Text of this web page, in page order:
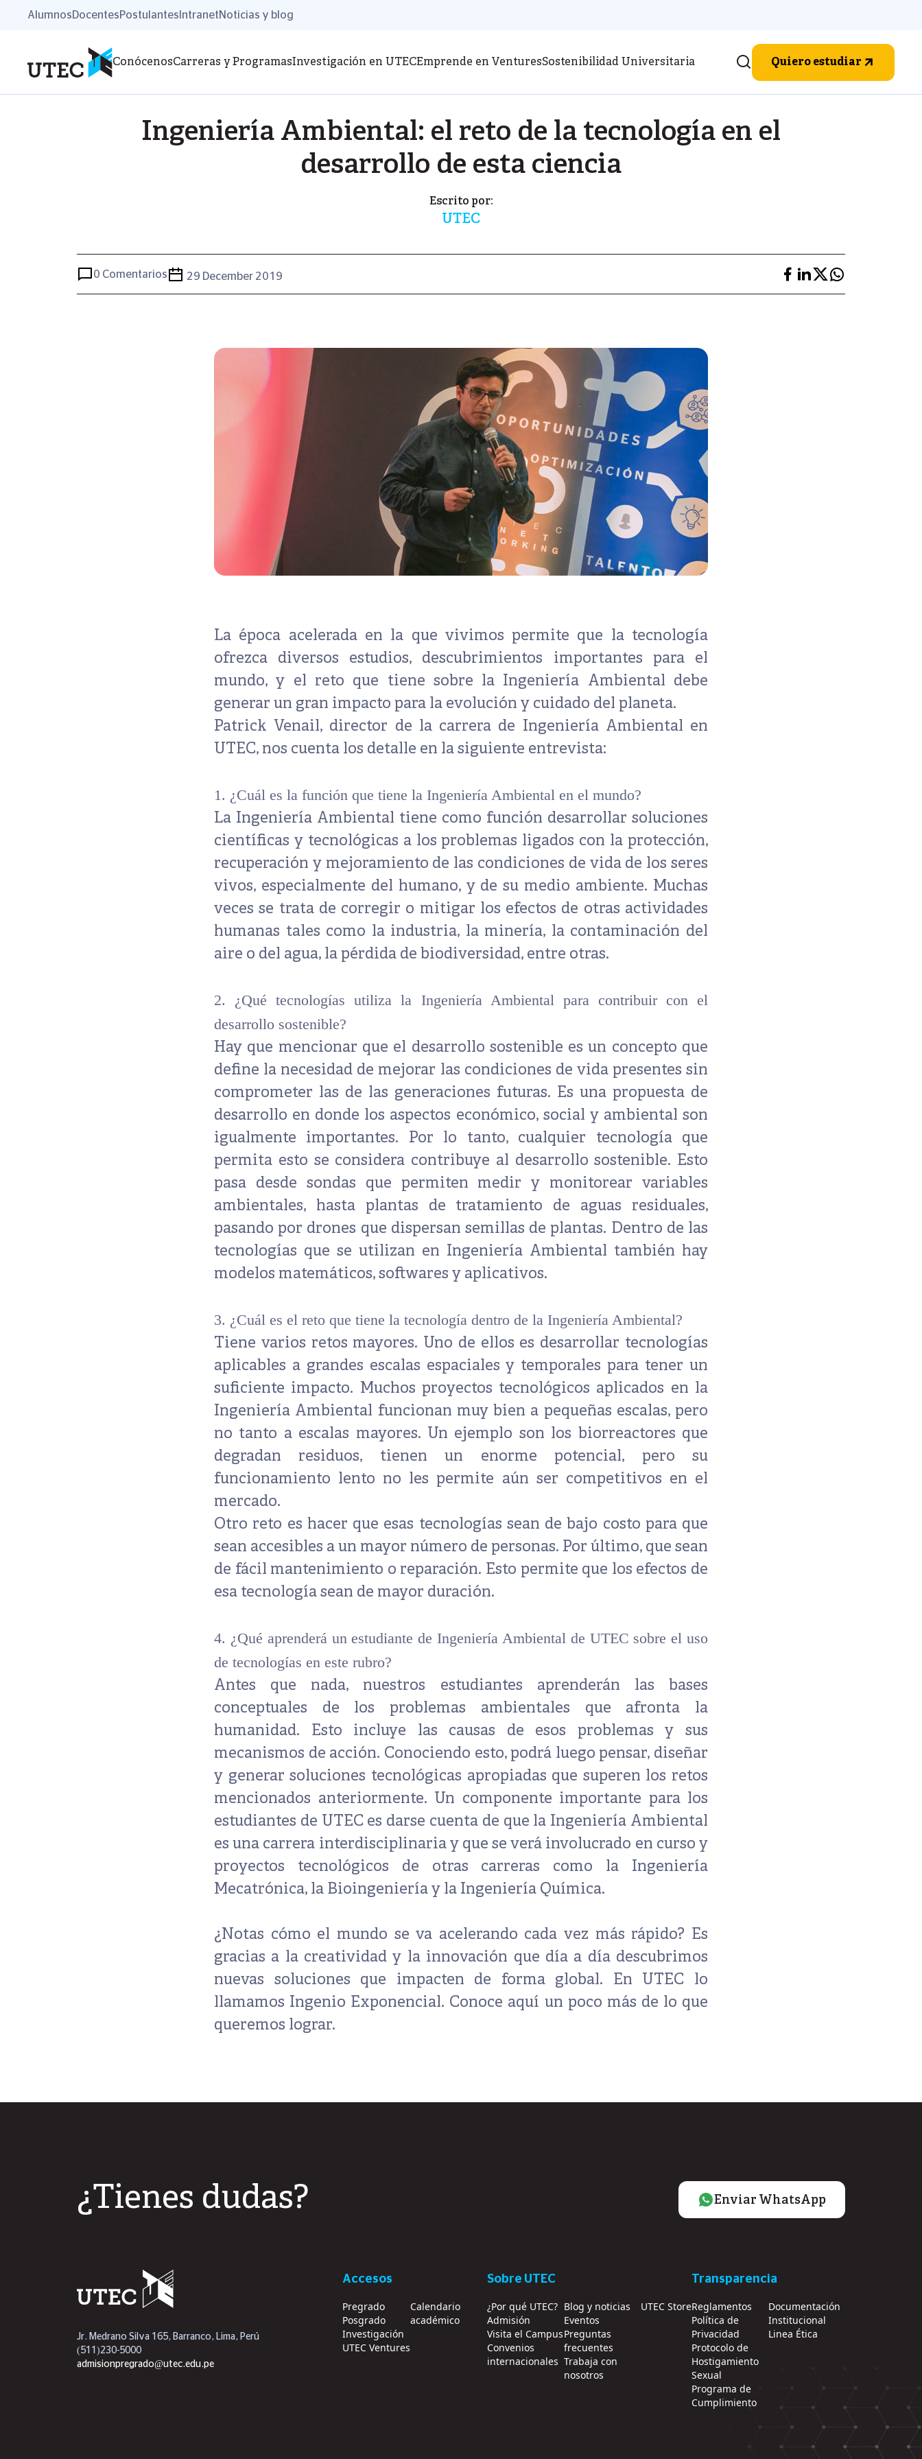
Alumnos DocentesPostulantes IntranetNoticias y blog
ConócenosCarreras y ProgramasInvestigación en UTECEmprende en VenturesSostenibilidad Universitaria Quiero estudiar
Ingeniería Ambiental: el reto de la tecnología en el
desarrollo de esta ciencia
Escrito por:
UTEC
0 Comentarios 29 December 2019
La época acelerada en la que vivimos permite que la tecnología
ofrezca diversos estudios, descubrimientos importantes para el
mundo, y el reto que tiene sobre la Ingeniería Ambiental debe
generar un gran impacto para la evolución y cuidado del planeta.
Patrick Venail, director de la carrera de Ingeniería Ambiental en
UTEC, nos cuenta los detalle en la siguiente entrevista:
1. ¿Cuál es la función que tiene la Ingeniería Ambiental en el mundo?
La Ingeniería Ambiental tiene como función desarrollar soluciones
científicas y tecnológicas a los problemas ligados con la protección,
recuperación y mejoramiento de las condiciones de vida de los seres
vivos, especialmente del humano, y de su medio ambiente. Muchas
veces se trata de corregir o mitigar los efectos de otras actividades
humanas tales como la industria, la minería, la contaminación del
aire o del agua, la pérdida de biodiversidad, entre otras.
2. ¿Qué tecnologías utiliza la Ingeniería Ambiental para contribuir con el
desarrollo sostenible?
Hay que mencionar que el desarrollo sostenible es un concepto que
define la necesidad de mejorar las condiciones de vida presentes sin
comprometer las de las generaciones futuras. Es una propuesta de
desarrollo en donde los aspectos económico, social y ambiental son
igualmente importantes. Por lo tanto, cualquier tecnología que
permita esto se considera contribuye al desarrollo sostenible. Esto
pasa desde sondas que permiten medir y monitorear variables
ambientales, hasta plantas de tratamiento de aguas residuales,
pasando por drones que dispersan semillas de plantas. Dentro de las
tecnologías que se utilizan en Ingeniería Ambiental también hay
modelos matemáticos, softwares y aplicativos.
3. ¿Cuál es el reto que tiene la tecnología dentro de la Ingeniería Ambiental?
Tiene varios retos mayores. Uno de ellos es desarrollar tecnologías
aplicables a grandes escalas espaciales y temporales para tener un
suficiente impacto. Muchos proyectos tecnológicos aplicados en la
Ingeniería Ambiental funcionan muy bien a pequeñas escalas, pero
no tanto a escalas mayores. Un ejemplo son los biorreactores que
degradan residuos, tienen un enorme potencial, pero su
funcionamiento lento no les permite aún ser competitivos en el
mercado.
Otro reto es hacer que esas tecnologías sean de bajo costo para que
sean accesibles a un mayor número de personas. Por último, que sean
de fácil mantenimiento o reparación. Esto permite que los efectos de
esa tecnología sean de mayor duración.
4. ¿Qué aprenderá un estudiante de Ingeniería Ambiental de UTEC sobre el uso
de tecnologías en este rubro?
Antes que nada, nuestros estudiantes aprenderán las bases
conceptuales de los problemas ambientales que afronta la
humanidad. Esto incluye las causas de esos problemas y sus
mecanismos de acción. Conociendo esto, podrá luego pensar, diseñar
y generar soluciones tecnológicas apropiadas que superen los retos
mencionados anteriormente. Un componente importante para los
estudiantes de UTEC es darse cuenta de que la Ingeniería Ambiental
es una carrera interdisciplinariay que se verá involucrado en curso y
proyectos tecnológicos de otras carreras como la Ingeniería
Mecatrónica, la Bioingenieríay la Ingeniería Química.
¿Notas cómo el mundo se va acelerando cada vez más rápido? Es
gracias a la creatividad y la innovación que día a día descubrimos
nuevas soluciones que impacten de forma global. En UTEC lo
llamamos Ingenio Exponencial. Conoce aquí un poco más de lo que
queremos lograr.
¿Tienes dudas? Enviar WhatsApp
Jr. Medrano Silva 165, Barranco, Lima, Perú
(511)230-5000
admisionpregrado@utec.edu.pe
Accesos
Pregrado
Posgrado
Investigación
UTEC Ventures
Calendario
académico
Sobre UTEC
¿Por qué UTEC?
Admisión
Visita el Campus
Convenios
internacionales
Blog y noticias
Eventos
Preguntas
frecuentes
Trabaja con
nosotros
UTEC Store
Transparencia
Reglamentos
Política de
Privacidad
Protocolo de
Hostigamiento
Sexual
Programa de
Cumplimiento
Documentación
Institucional
Linea Ética